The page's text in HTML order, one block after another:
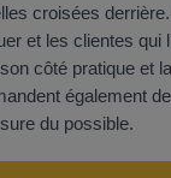
croisées
et les clientes qui
côté pratique et
également
du possible.